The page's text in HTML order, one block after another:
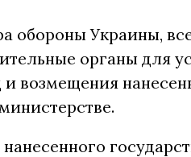
обороны Украины,
органы для
возмещения